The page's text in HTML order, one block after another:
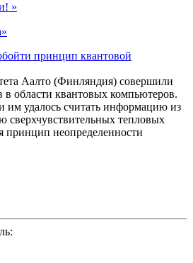
»
принцип квантовой
Аалто (Финляндия) совершили
области квантовых компьютеров.
им удалось считать информацию из
сверхчувствительных тепловых
принцип неопределенности